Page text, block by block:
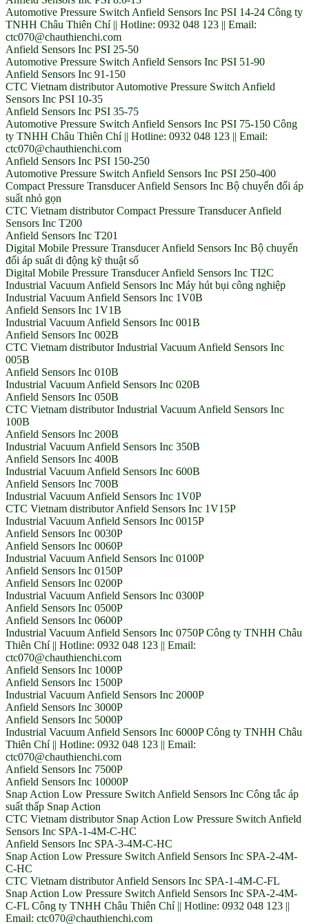
Automotive Pressure Switch Anfield Sensors Inc PSI 14-24 Công ty
TNHH Châu Thiên Chí || Hotline: 0932 048 123 || Email:
ctc070@chauthienchi.com
Anfield Sensors Inc PSI 25-50
Automotive Pressure Switch Anfield Sensors Inc PSI 51-90
Anfield Sensors Inc 91-150
CTC Vietnam distributor Automotive Pressure Switch Anfield
Sensors Inc PSI 10-35
Anfield Sensors Inc PSI 35-75
Automotive Pressure Switch Anfield Sensors Inc PSI 75-150 Công
ty TNHH Châu Thiên Chí || Hotline: 0932 048 123 || Email:
ctc070@chauthienchi.com
Anfield Sensors Inc PSI 150-250
Automotive Pressure Switch Anfield Sensors Inc PSI 250-400
Compact Pressure Transducer Anfield Sensors Inc Bộ chuyển đổi áp
suất nhỏ gọn
CTC Vietnam distributor Compact Pressure Transducer Anfield
Sensors Inc T200
Anfield Sensors Inc T201
Digital Mobile Pressure Transducer Anfield Sensors Inc Bộ chuyển
đổi áp suất di động kỹ thuật số
Digital Mobile Pressure Transducer Anfield Sensors Inc TI2C
Industrial Vacuum Anfield Sensors Inc Máy hút bụi công nghiệp
Industrial Vacuum Anfield Sensors Inc 1V0B
Anfield Sensors Inc 1V1B
Industrial Vacuum Anfield Sensors Inc 001B
Anfield Sensors Inc 002B
CTC Vietnam distributor Industrial Vacuum Anfield Sensors Inc
005B
Anfield Sensors Inc 010B
Industrial Vacuum Anfield Sensors Inc 020B
Anfield Sensors Inc 050B
CTC Vietnam distributor Industrial Vacuum Anfield Sensors Inc
100B
Anfield Sensors Inc 200B
Industrial Vacuum Anfield Sensors Inc 350B
Anfield Sensors Inc 400B
Industrial Vacuum Anfield Sensors Inc 600B
Anfield Sensors Inc 700B
Industrial Vacuum Anfield Sensors Inc 1V0P
CTC Vietnam distributor Anfield Sensors Inc 1V15P
Industrial Vacuum Anfield Sensors Inc 0015P
Anfield Sensors Inc 0030P
Anfield Sensors Inc 0060P
Industrial Vacuum Anfield Sensors Inc 0100P
Anfield Sensors Inc 0150P
Anfield Sensors Inc 0200P
Industrial Vacuum Anfield Sensors Inc 0300P
Anfield Sensors Inc 0500P
Anfield Sensors Inc 0600P
Industrial Vacuum Anfield Sensors Inc 0750P Công ty TNHH Châu
Thiên Chí || Hotline: 0932 048 123 || Email:
ctc070@chauthienchi.com
Anfield Sensors Inc 1000P
Anfield Sensors Inc 1500P
Industrial Vacuum Anfield Sensors Inc 2000P
Anfield Sensors Inc 3000P
Anfield Sensors Inc 5000P
Industrial Vacuum Anfield Sensors Inc 6000P Công ty TNHH Châu
Thiên Chí || Hotline: 0932 048 123 || Email:
ctc070@chauthienchi.com
Anfield Sensors Inc 7500P
Anfield Sensors Inc 10000P
Snap Action Low Pressure Switch Anfield Sensors Inc Công tắc áp
suất thấp Snap Action
CTC Vietnam distributor Snap Action Low Pressure Switch Anfield
Sensors Inc SPA-1-4M-C-HC
Anfield Sensors Inc SPA-3-4M-C-HC
Snap Action Low Pressure Switch Anfield Sensors Inc SPA-2-4M-
C-HC
CTC Vietnam distributor Anfield Sensors Inc SPA-1-4M-C-FL
Snap Action Low Pressure Switch Anfield Sensors Inc SPA-2-4M-
C-FL Công ty TNHH Châu Thiên Chí || Hotline: 0932 048 123 ||
Email: ctc070@chauthienchi.com